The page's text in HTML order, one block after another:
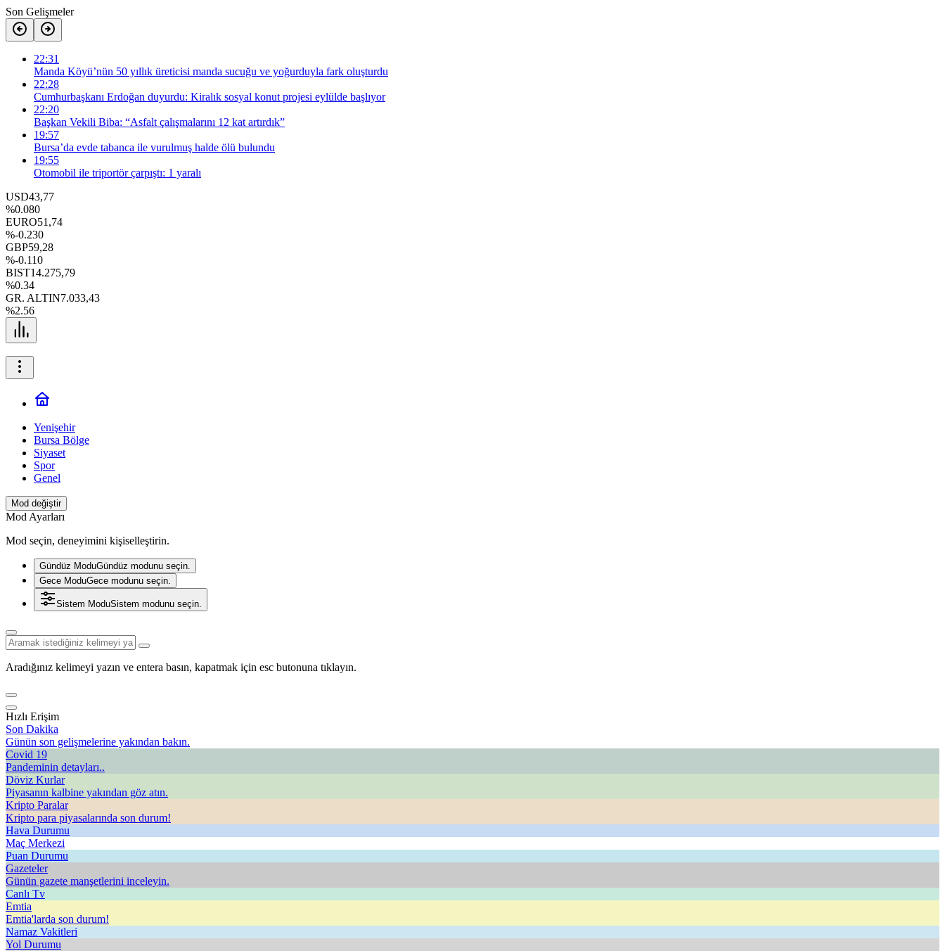
Son Gelişmeler
22:31
Manda Köyü’nün 50 yıllık üreticisi manda sucuğu ve yoğurduyla fark oluşturdu
22:28
Cumhurbaşkanı Erdoğan duyurdu: Kiralık sosyal konut projesi eylülde başlıyor
22:20
Başkan Vekili Biba: “Asfalt çalışmalarını 12 kat artırdık”
19:57
Bursa’da evde tabanca ile vurulmuş halde ölü bulundu
19:55
Otomobil ile triportör çarpıştı: 1 yaralı
USD43,77
%0.080
EURO51,74
%-0.230
GBP59,28
%-0.110
BIST14.275,79
%0.34
GR. ALTIN7.033,43
%2.56
Yenişehir
Bursa Bölge
Siyaset
Spor
Genel
Mod değiştir
Mod Ayarları
Mod seçin, deneyimini kişiselleştirin.
Gündüz ModuGündüz modunu seçin.
Gece ModuGece modunu seçin.
Sistem ModuSistem modunu seçin.
Aradığınız kelimeyi yazın ve entera basın, kapatmak için esc butonuna tıklayın.
Hızlı Erişim
Son Dakika
Günün son gelişmelerine yakından bakın.
Covid 19
Pandeminin detayları..
Döviz Kurlar
Piyasanın kalbine yakından göz atın.
Kripto Paralar
Kripto para piyasalarında son durum!
Hava Durumu
Maç Merkezi
Puan Durumu
Gazeteler
Günün gazete manşetlerini inceleyin.
Canlı Tv
Emtia
Emtia'larda son durum!
Namaz Vakitleri
Yol Durumu